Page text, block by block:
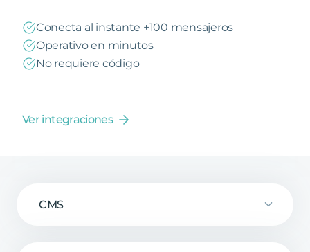
Conecta al instante +100 mensajeros
Operativo en minutos
No requiere código
Ver integraciones
CMS